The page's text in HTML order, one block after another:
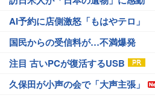
AI予約に店側激怒「もはやテロ」
国民からの受信料が…不満爆発
注目 古いPCが復活するUSB
久保田が小声の会で「大声主張」